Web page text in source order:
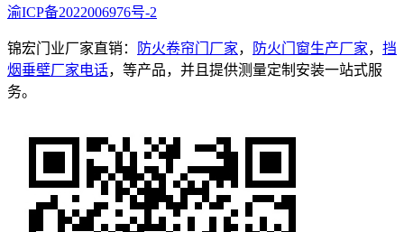
渝ICP备2022006976号-2
锦宏门业厂家直销： 防火卷帘门厂家， 防火门窗生产厂家， 挡
烟垂壁厂家电话，等产品，并且提供测量定制安装一站式服
务。